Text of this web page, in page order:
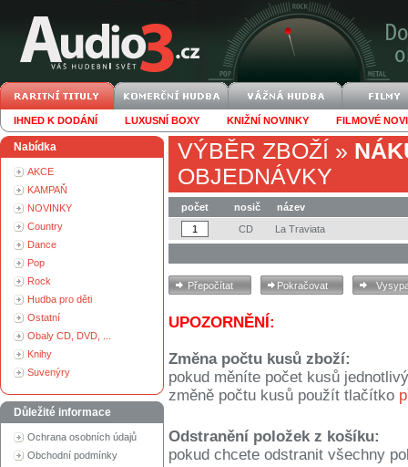
IHNED K DODÁNÍ LUXUSNÍ BOXY KNIŽNÍ NOVINKY FILMOVÉ
Nabídka
AKCE
KAMPAŇ
NOVINKY
Country
Dance
Pop
Rock
Hudba pro děti
Ostatní
Obaly CD, DVD, ...
Knihy
Suvenýry
Důležité informace
Ochrana osobních údajů
Obchodní podmínky
VÝBĚR ZBOŽÍ »
OBJEDNÁVKY
počet nosič
název
CD
La Traviata
UPOZORNĚNÍ:
Změna počtu kusů zboží:
pokud měníte počet kusů
změně počtu kusů použít tlačítko
Odstranění položek z košíku:
pokud chcete odstranit všechny